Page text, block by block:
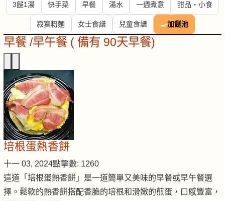
3餸1湯 快手菜 早餐 湯水 一週煮意 甜品・小食
寂寞粉麵 女士食譜 兒童食譜 🍳加餸池
早餐 /早午餐 ( 備有 90天早餐)
培根蛋熱香餅
十一 03, 2024點擊數: 1260
這道「培根蛋熱香餅」是一道簡單又美味的早餐或早午餐選
擇。鬆軟的熱香餅搭配香脆的培根和滑嫩的煎蛋，口感豐富，